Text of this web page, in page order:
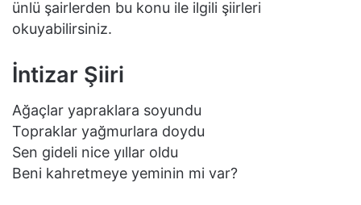
ünlü şairlerden bu konu ile ilgili şiirleri
okuyabilirsiniz.
İntizar Şiiri
Ağaçlar yapraklara soyundu
Topraklar yağmurlara doydu
Sen gideli nice yıllar oldu
Beni kahretmeye yeminin mi var?